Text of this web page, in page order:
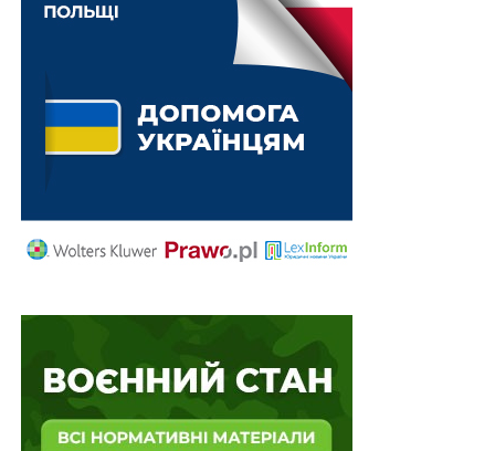
НЕ ПРОПУСТІТЬ
До 12 років позбавлення волі за віддання наказу,
який призвів до тяжких невиправданих втрат